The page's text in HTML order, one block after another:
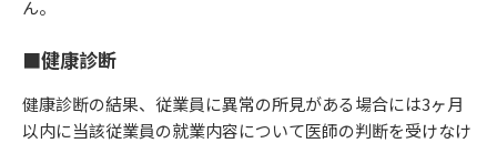
ん。
■健康診断
健康診断の結果、従業員に異常の所見がある場合には3ヶ月
以内に当該従業員の就業内容について医師の判断を受けなけ